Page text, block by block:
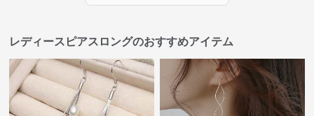
レディースピアスロングのおすすめアイテム